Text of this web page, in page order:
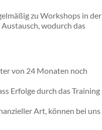
zu Workshops in der
wodurch das
von 24 Monaten noch
Erfolge durch das Training
Art, können bei uns